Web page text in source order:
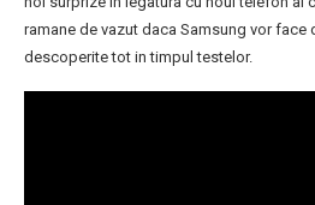
ramane de vazut daca Samsung vor face
descoperite tot in timpul testelor.